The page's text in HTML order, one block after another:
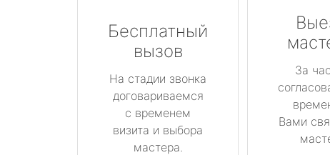
Бесплатный
вызов
На стадии звонка
договариваемся
с временем
визита и выбора
мастера.
За
Вами